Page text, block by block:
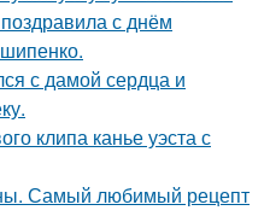
с днём
с дамой сердца и
клипа канье уэста с
Самый любимый рецепт